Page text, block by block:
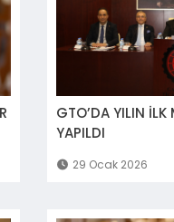
GTO’DA YILIN İLK
YAPILDI
29 Ocak 2026